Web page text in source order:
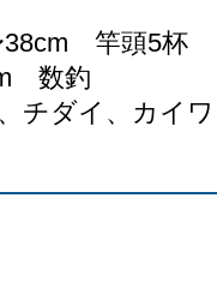
竿頭5杯
数釣
チダイ、カイ